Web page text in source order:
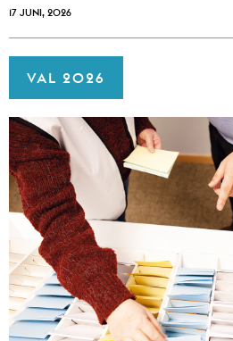
17 JUNI, 2026
VAL 2026